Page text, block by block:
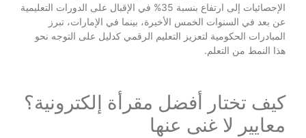
الإحصائيات إلى ارتفاع بنسبة 35% في الإقبال على الدورات التعليمية
عن بعد في السنوات الخمس الأخيرة، بينما في الإمارات، تبرز
المبادرات الحكومية لتعزيز التعليم الرقمي كدليل على التوجه نحو
هذا النمط من التعلم.
كيف تختار أفضل مقرأة إلكترونية؟
معايير لا غنى عنها